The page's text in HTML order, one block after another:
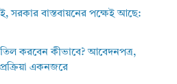
সরকার বাস্তবায়নের পক্ষেই আছে:
করবেন কীভাবে? আবেদনপত্র,
একনজরে